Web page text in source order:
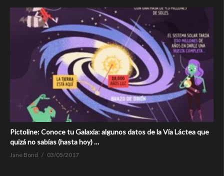
Pictoline: Conoce tu Galaxia: algunos datos de la Vía Láctea que
quizá no sabías (hasta hoy) …
Jane Bond 03/05/2017